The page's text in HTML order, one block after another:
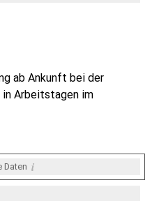
ab Ankunft bei der
Arbeitstagen im
Daten i